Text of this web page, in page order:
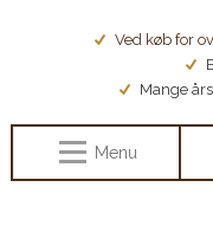
Ved køb for
Mange
Menu